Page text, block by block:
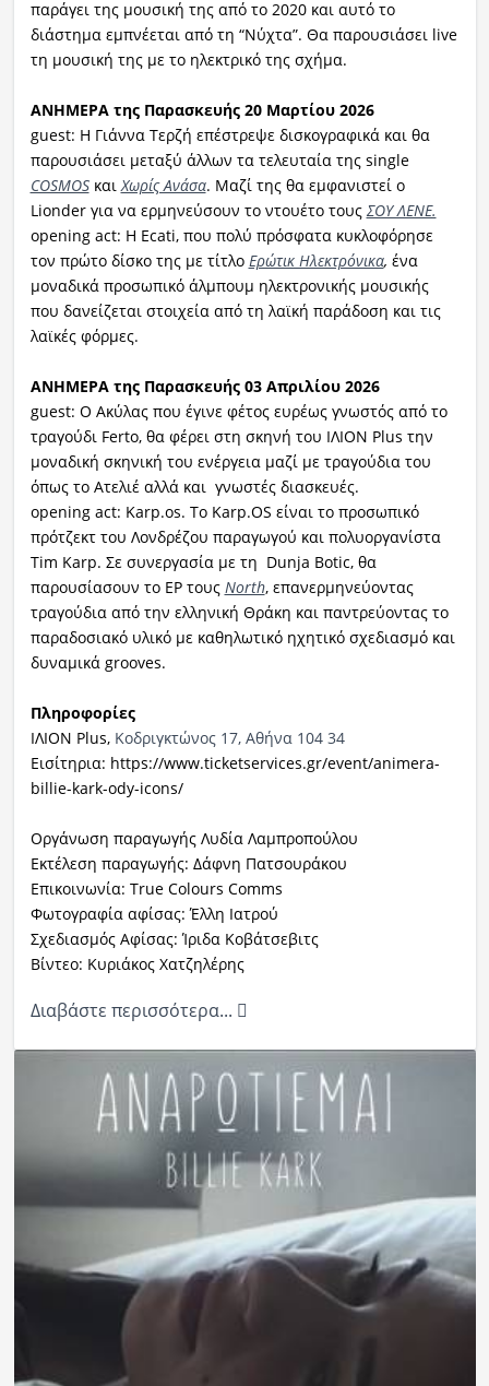
παράγει της μουσική της από το 2020 και αυτό το
διάστημα εμπνέεται από τη “Νύχτα”. Θα παρουσιάσει live
τη μουσική της με το ηλεκτρικό της σχήμα.
ΑΝΗΜΕΡΑ της Παρασκευής 20 Μαρτίου 2026
guest: Η Γιάννα Τερζή επέστρεψε δισκογραφικά και θα
παρουσιάσει μεταξύ άλλων τα τελευταία της single
COSMOSκαι Χωρίς Ανάσα. Μαζί της θα εμφανιστεί ο
Lionder για να ερμηνεύσουν το ντουέτο τους ΣΟΥ ΛΕΝΕ.
opening act: Η Ecati, που πολύ πρόσφατα κυκλοφόρησε
τον πρώτο δίσκο της με τίτλο Ερώτικ Ηλεκτρόνικα, ένα
μοναδικά προσωπικό άλμπουμ ηλεκτρονικής μουσικής
που δανείζεται στοιχεία από τη λαϊκή παράδοση και τις
λαϊκές φόρμες.
ΑΝΗΜΕΡΑ της Παρασκευής 03 Απριλίου 2026
guest: Ο Ακύλας που έγινε φέτος ευρέως γνωστός από το
τραγούδι Ferto, θα φέρει στη σκηνή του ΙΛΙΟΝ Plus την
μοναδική σκηνική του ενέργεια μαζί με τραγούδια του
όπως το Ατελιέ αλλά και γνωστές διασκευές.
opening act: Karp.os. Το Karp.OS είναι το προσωπικό
πρότζεκτ του Λονδρέζου παραγωγού και πολυοργανίστα
Tim Karp. Σε συνεργασία με τη Dunja Botic, θα
παρουσίασουν το EP τους North, επανερμηνεύοντας
τραγούδια από την ελληνική Θράκη και παντρεύοντας το
παραδοσιακό υλικό με καθηλωτικό ηχητικό σχεδιασμό και
δυναμικά grooves.
Πληροφορίες
ΙΛΙΟΝ Plus, Κοδριγκτώνος 17, Αθήνα 104 34
Eισίτηρια: https://www.ticketservices.gr/event/animera-
billie-kark-ody-icons/
Οργάνωση παραγωγής Λυδία Λαμπροπούλου
Εκτέλεση παραγωγής: Δάφνη Πατσουράκου
Επικοινωνία: True Colours Comms
Φωτογραφία αφίσας: Έλλη Ιατρού
Σχεδιασμός Αφίσας: Ίριδα Κοβάτσεβιτς
Βίντεο: Κυριάκος Χατζηλέρης
Διαβάστε περισσότερα...